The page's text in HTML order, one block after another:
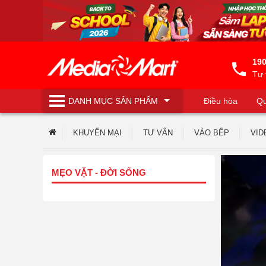
Tư
DANH MỤCSẢN PHẨM Điều hòa
Máy lọc nước
KHUYẾN MẠI TƯ VẤN VÀO BẾP
MẸO VẶT - ĐỜI SỐNG